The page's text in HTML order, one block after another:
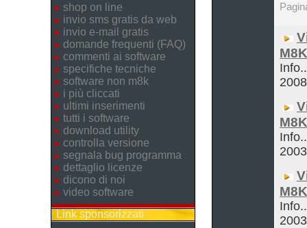
shop on line
invio sms gratis da web
invio e-mail gratis
domande frequenti (FAQ)
commenti ai software
specifiche tecniche
software non m8k
i più cliccati
ultimi inserimenti
tutti i software
download utility
controlla versione
segnala bug programma
dettaglio licenze
dicono di noi
video software
Link sponsorizzati
2008
2003
2003